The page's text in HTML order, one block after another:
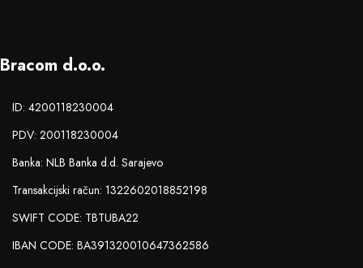
Bracom d.o.o.
ID: 4200118230004
PDV: 200118230004
Banka: NLB Banka d.d. Sarajevo
Transakcijski račun: 1322602018852198
SWIFT CODE: TBTUBA22
IBAN CODE: BA391320010647362586